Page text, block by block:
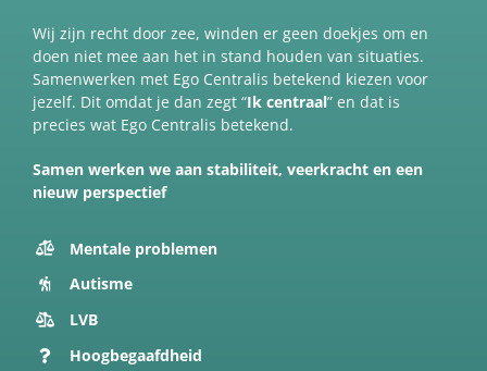
Wij zijn recht door zee, winden er geen doekjes om en
doen niet mee aan het in stand houden van situaties.
Samenwerken met Ego Centralis betekend kiezen voor
jezelf. Dit omdat je dan zegt “Ik centraal” en dat is
precies wat Ego Centralis betekend.
Samen werken we aan stabiliteit, veerkracht en een
nieuw perspectief
Mentale problemen
Autisme
LVB
Hoogbegaafdheid